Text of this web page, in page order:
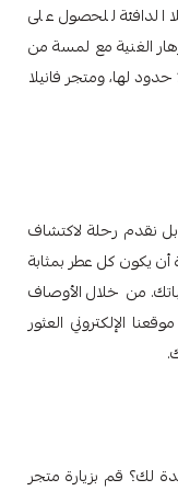
الدافئة للحصول على
الغنية مع لمسة من
لها، ومتجر فانيلا
نقدم رحلة لاكتشاف
أن يكون كل عطر بمثابة
من خلال الأوصاف
الإلكتروني العثور
لك؟ قم بزيارة متجر